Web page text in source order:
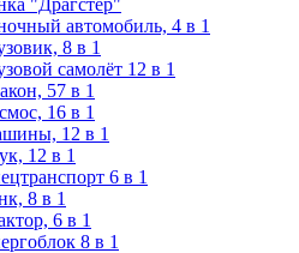
"Драгстер"
автомобиль, 4 в 1
8 в 1
самолёт 12 в 1
57 в 1
16 в 1
12 в 1
12 в 1
6 в 1
8 в 1
6 в 1
8 в 1